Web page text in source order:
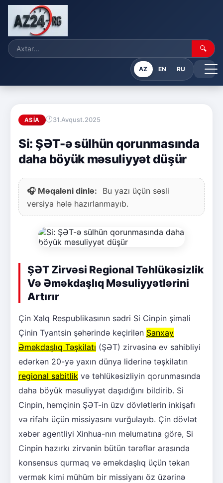
🔍
AZ EN RU
ASIA 31.Avqust.2025
Si: ŞƏT-ə sülhün qorunmasında
daha böyük məsuliyyət düşür
🎧 Məqaləni dinlə:
Bu yazı üçün səsli
versiya hələ hazırlanmayıb.
ŞƏT Zirvəsi Regional Təhlükəsizlik
Və Əməkdaşlıq Məsuliyyətlərini
Artırır
Çin Xalq Respublikasının sədri Si Cinpin şimali
Çinin Tyantsin şəhərində keçirilən Şanxay
Əməkdaşlıq Təşkilatı (ŞƏT) zirvəsinə ev sahibliyi
edərkən 20-yə yaxın dünya liderinə təşkilatın
regional sabitlik və təhlükəsizliyin qorunmasında
daha böyük məsuliyyət daşıdığını bildirib. Si
Cinpin, həmçinin ŞƏT-in üzv dövlətlərin inkişafı
və rifahı üçün missiyasını vurğulayıb. Çin dövlət
xəbər agentliyi Xinhua-nın məlumatına görə, Si
Cinpin hazırkı zirvənin bütün tərəflər arasında
konsensus qurmaq və əməkdaşlıq üçün təkan
vermək kimi mühüm bir missiyanı öz üzərinə